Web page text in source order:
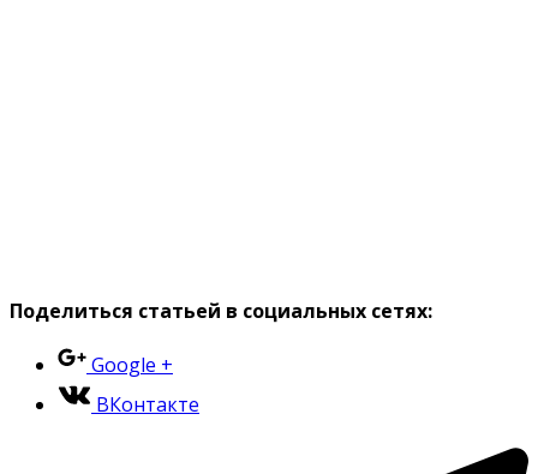
Поделиться статьей в социальных сетях:
Google +
ВКонтакте